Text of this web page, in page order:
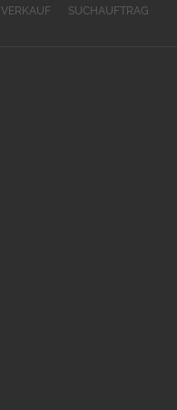
VERKAUF
SUCHAUFTRAG